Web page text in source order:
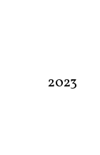
2023